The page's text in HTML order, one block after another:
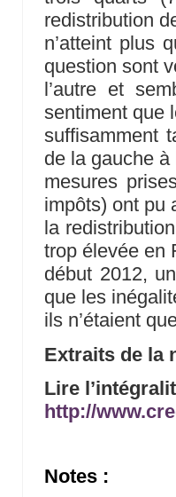
redistribution
n’atteint plus
question sont
l’autre et
sentiment que
suffisamment
de la gauche à
mesures
impôts) ont pu
la
trop élevée en
début 2012,
que les
ils n’étaient
Extraits de la
Lire
http://
Notes :